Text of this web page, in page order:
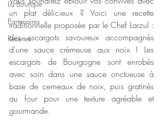
La Boutique
Partenaires
Recettes
un plat délicieux ? Voici une recette
traditionnelle proposée par le Chef Larzul :
des escargots savoureux accompagnés
d'une sauce crémeuse aux noix ! Les
escargots de Bourgogne sont enrobés
avec soin dans une sauce onctueuse à
base de cerneaux de noix, puis gratinés
au four pour une texture agréable et
gourmande.